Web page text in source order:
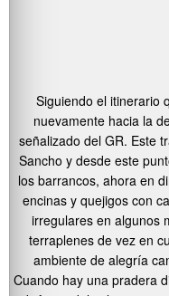
Siguiendo el itinerario
nuevamente hacia la
señalizado del GR. Este
Sancho y desde este
los barrancos, ahora en
encinas y quejigos con
irregulares en algunos
terraplenes de vez en
ambiente de alegría
Cuando hay una pradera